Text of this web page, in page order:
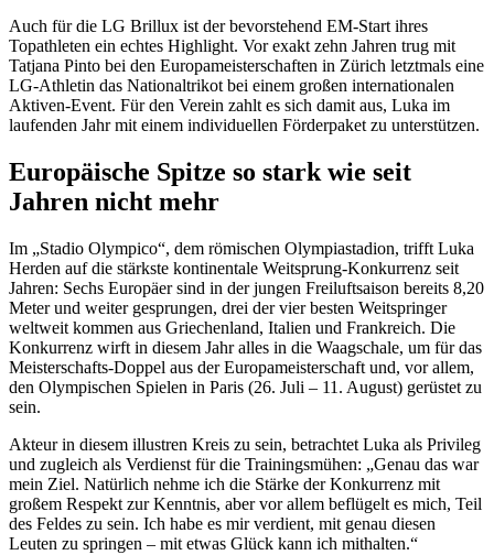
Auch für die LG Brillux ist der bevorstehend EM-Start ihres
Topathleten ein echtes Highlight. Vor exakt zehn Jahren trug mit
Tatjana Pinto bei den Europameisterschaften in Zürich letztmals eine
LG-Athletin das Nationaltrikot bei einem großen internationalen
Aktiven-Event. Für den Verein zahlt es sich damit aus, Luka im
laufenden Jahr mit einem individuellen Förderpaket zu unterstützen.
Europäische Spitze so stark wie seit
Jahren nicht mehr
Im „Stadio Olympico“, dem römischen Olympiastadion, trifft Luka
Herden auf die stärkste kontinentale Weitsprung-Konkurrenz seit
Jahren: Sechs Europäer sind in der jungen Freiluftsaison bereits 8,20
Meter und weiter gesprungen, drei der vier besten Weitspringer
weltweit kommen aus Griechenland, Italien und Frankreich. Die
Konkurrenz wirft in diesem Jahr alles in die Waagschale, um für das
Meisterschafts-Doppel aus der Europameisterschaft und, vor allem,
den Olympischen Spielen in Paris (26. Juli – 11. August) gerüstet zu
sein.
Akteur in diesem illustren Kreis zu sein, betrachtet Luka als Privileg
und zugleich als Verdienst für die Trainingsmühen: „Genau das war
mein Ziel. Natürlich nehme ich die Stärke der Konkurrenz mit
großem Respekt zur Kenntnis, aber vor allem beflügelt es mich, Teil
des Feldes zu sein. Ich habe es mir verdient, mit genau diesen
Leuten zu springen – mit etwas Glück kann ich mithalten.“